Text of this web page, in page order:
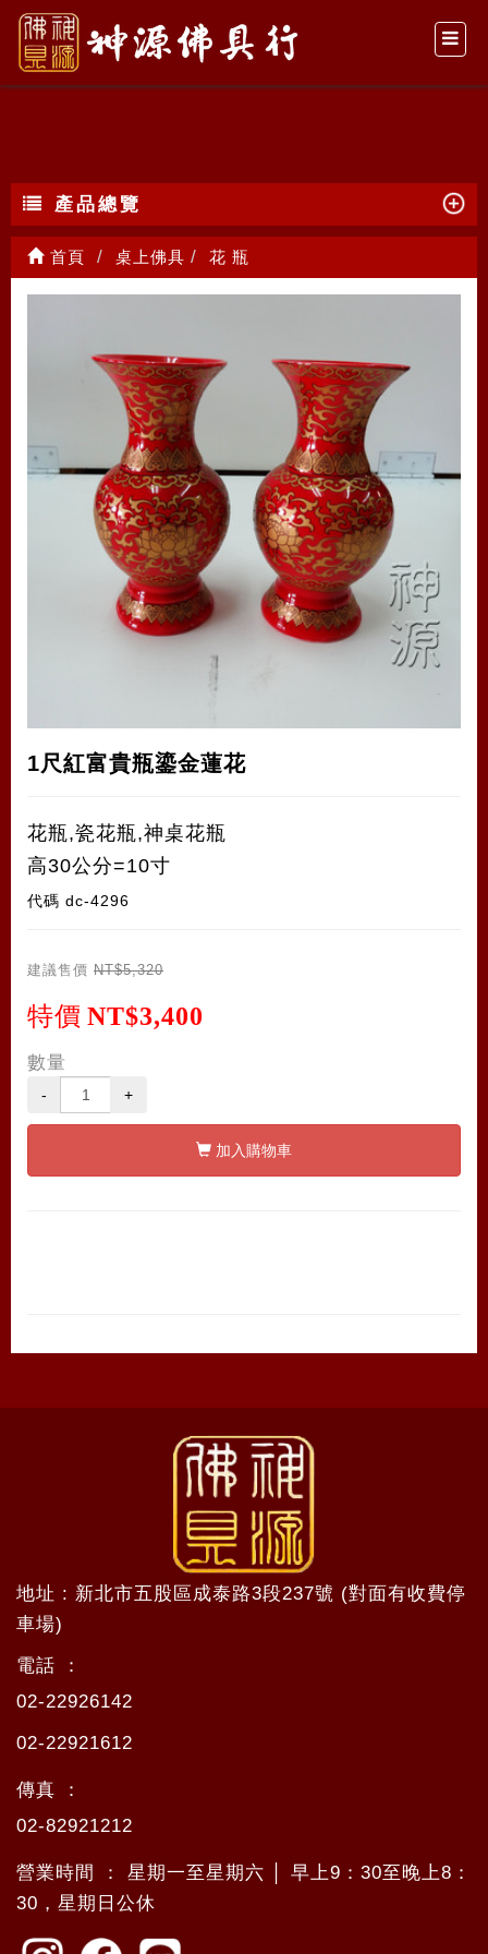
花 瓶
產品總覽
首頁 桌上佛具 花 瓶
1尺紅富貴瓶鎏金蓮花
花瓶,瓷花瓶,神桌花瓶
高30公分=10寸
代碼 dc-4296
建議售價 NT$5,320
特價 NT$3,400
數量
- +
加入購物車
地址 : 新北市五股區成泰路3段237號 (對面有收費停
車場)
電話 ：
02-22926142
02-22921612
傳真 ：
02-82921212
營業時間 ： 星期一至星期六 │ 早上9：30至晚上8：
30，星期日公休